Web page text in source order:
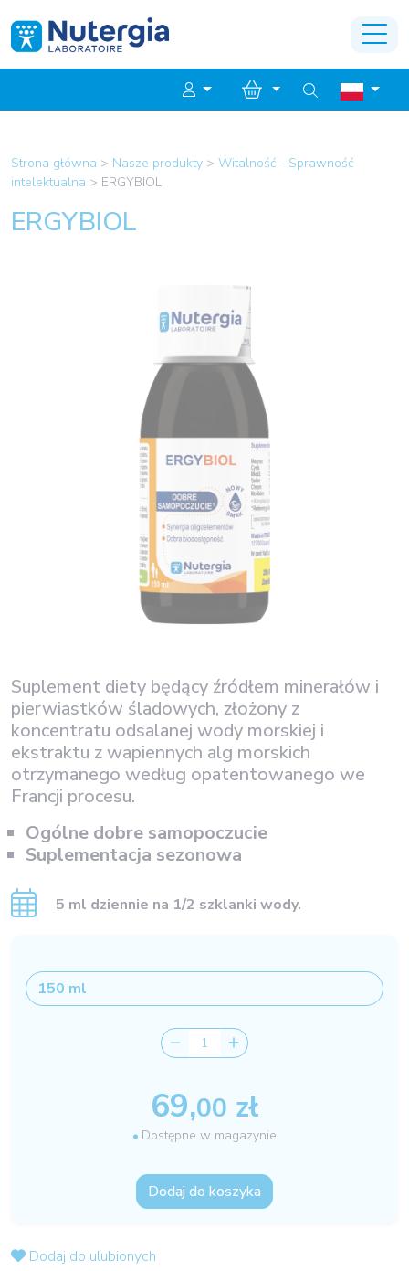
Strona główna > Nasze produkty > Witalność - Sprawność
intelektualna > ERGYBIOL
ERGYBIOL
Suplement diety będący źródłem minerałów i
pierwiastków śladowych, złożony z
koncentratu odsalanej wody morskiej i
ekstraktu z wapiennych alg morskich
otrzymanego według opatentowanego we
Francji procesu.
Ogólne dobre samopoczucie
Suplementacja sezonowa
5 ml dziennie na 1/2 szklanki wody.
69,00 zł
Dostępne w magazynie
Dodaj do koszyka
Dodaj do ulubionych